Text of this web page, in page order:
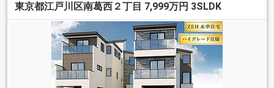
東京都江戸川区南葛西２丁目 7,999万円 3SLDK